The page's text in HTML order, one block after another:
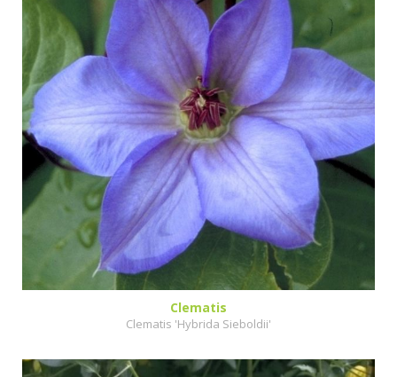
Clematis
Clematis 'Hybrida Sieboldii'